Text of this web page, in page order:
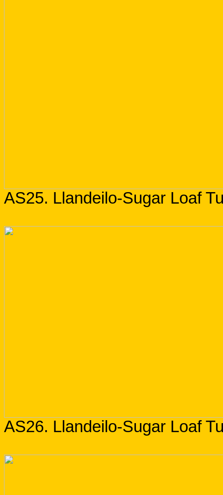
AS25. Llandeilo-Sugar Loaf
AS26. Llandeilo-Sugar Loaf